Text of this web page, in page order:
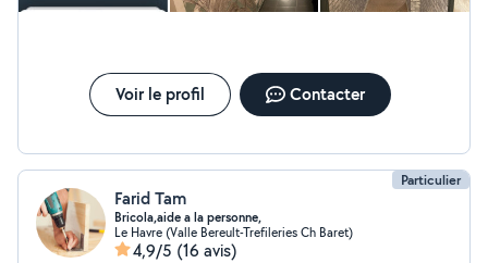
Voir le profil Contacter
Particulier
Farid Tam
Bricola,aide a la personne,
Le Havre (Valle Bereult-Trefileries Ch Baret)
4,9/5 (16 avis)